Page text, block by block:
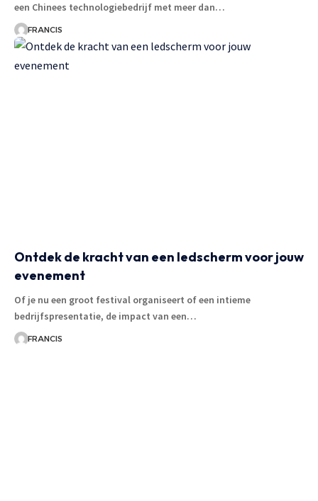
een Chinees technologiebedrijf met meer dan…
FRANCIS
Ontdek de kracht van een ledscherm voor jouw
evenement
Of je nu een groot festival organiseert of een intieme
bedrijfspresentatie, de impact van een…
FRANCIS